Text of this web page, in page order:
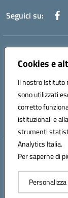
Cookies e
Il nostro Istituto
sono utilizzati
corretto
istituzionali e
strumenti
Analytics Italia.
Per saperne di
Personalizza
Seguici su:
Indirizzo:
Centralino:0885
Codice fiscale:
Codice
Codice Indice delle